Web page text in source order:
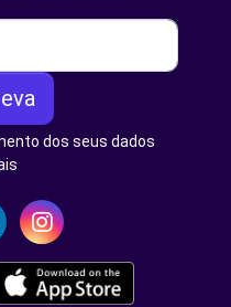
dos seus dados